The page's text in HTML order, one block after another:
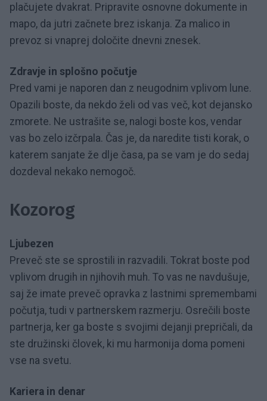
plačujete dvakrat. Pripravite osnovne dokumente in
mapo, da jutri začnete brez iskanja. Za malico in
prevoz si vnaprej določite dnevni znesek.
Zdravje in splošno počutje
Pred vami je naporen dan z neugodnim vplivom lune.
Opazili boste, da nekdo želi od vas več, kot dejansko
zmorete. Ne ustrašite se, nalogi boste kos, vendar
vas bo zelo izčrpala. Čas je, da naredite tisti korak, o
katerem sanjate že dlje časa, pa se vam je do sedaj
dozdeval nekako nemogoč.
Kozorog
Ljubezen
Preveč ste se sprostili in razvadili. Tokrat boste pod
vplivom drugih in njihovih muh. To vas ne navdušuje,
saj že imate preveč opravka z lastnimi spremembami
počutja, tudi v partnerskem razmerju. Osrečili boste
partnerja, ker ga boste s svojimi dejanji prepričali, da
ste družinski človek, ki mu harmonija doma pomeni
vse na svetu.
Kariera in denar